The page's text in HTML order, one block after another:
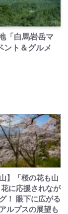
PR
「白馬岩岳マ
ント＆グルメ
】「桜の花も山
に応援されなが
！ 眼下に広がる
ルプスの展望も